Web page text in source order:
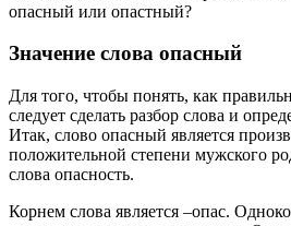
опасный или опастный?
Значение слова опасный
Для того, чтобы понять, как
следует сделать разбор слова и
Итак, слово опасный является
положительной степени мужского
слова опасность.
Корнем слова является –опас.